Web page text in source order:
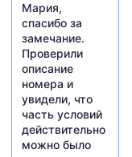
Мария,
спасибо за
замечание.
Проверили
описание
номера и
увидели, что
часть условий
действительно
можно было